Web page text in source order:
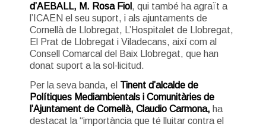
d’AEBALL, M. Rosa Fiol , qui també ha agraït a
l’ICAEN el seu suport, i als ajuntaments de
Cornellà de Llobregat, L’Hospitalet de Llobregat,
El Prat de Llobregat i Viladecans, així com al
Consell Comarcal del Baix Llobregat, que han
donat suport a la sol·licitud.
Per la seva banda, el Tinent d’alcalde de
Polítiques Mediambientals i Comunitàries de
l’Ajuntament de Cornellà, Claudio Carmona, ha
destacat la “importància que té lluitar contra el